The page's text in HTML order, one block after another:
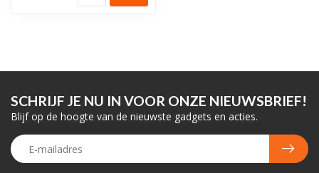
SCHRIJF JE NU IN VOOR ONZE NIEUWSBRIEF!
Blijf op de hoogte van de nieuwste gadgets en acties.